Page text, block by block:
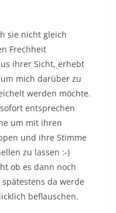
sie nicht gleich
Frechheit
ihrer Sicht, erhebt
mich darüber zu
werden möchte.
entsprechen
um mit ihren
und ihre Stimme
zu lassen :-)
ob es dann noch
da werde
beflauschen.